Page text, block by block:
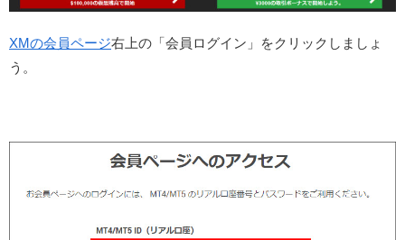
XMの会員ページ右上の「会員ログイン」をクリックしましょ
う。